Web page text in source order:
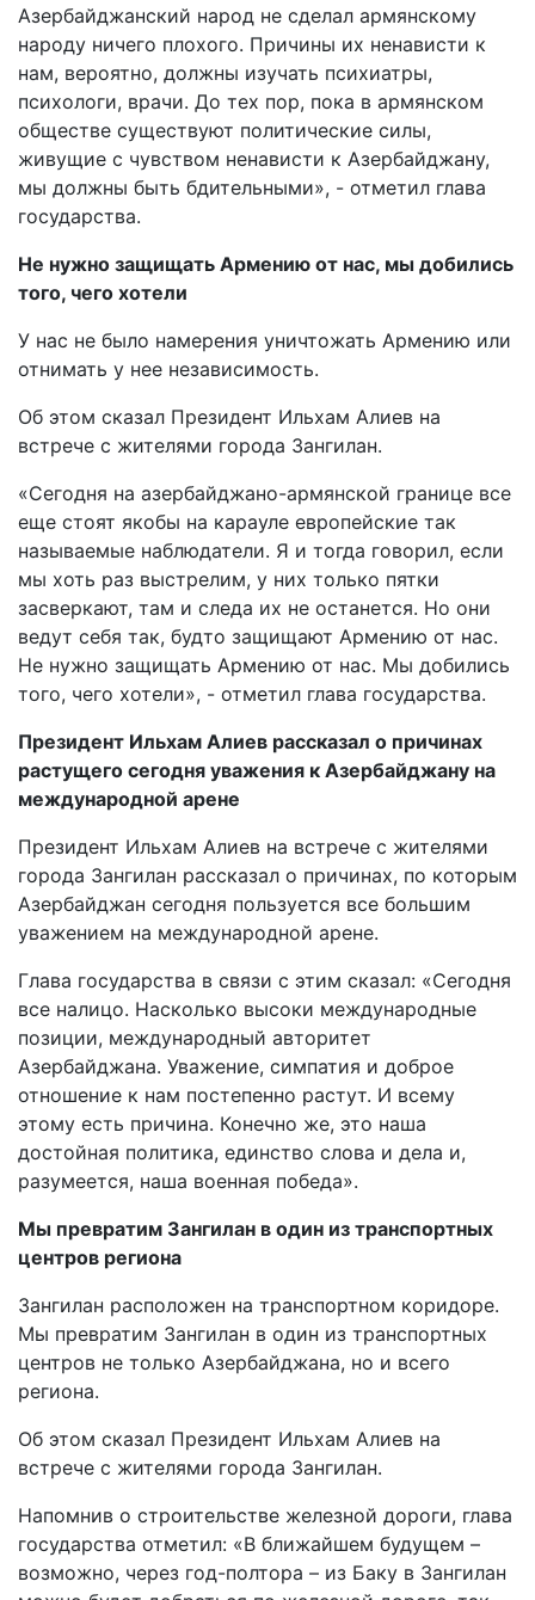
Азербайджанский народ не сделал армянскому
народу ничего плохого. Причины их ненависти к
нам, вероятно, должны изучать психиатры,
психологи, врачи. До тех пор, пока в армянском
обществе существуют политические силы,
живущие с чувством ненависти к Азербайджану,
мы должны быть бдительными», - отметил глава
государства.
Не нужно защищать Армению от нас, мы добились
того, чего хотели
У нас не было намерения уничтожать Армению или
отнимать у нее независимость.
Oб этом сказал Президент Ильхам Алиев на
встрече с жителями города Зангилан.
«Сегодня на азербайджано-армянской границе все
еще стоят якобы на карауле европейские так
называемые наблюдатели. Я и тогда говорил, если
мы хоть раз выстрелим, у них только пятки
засверкают, там и следа их не останется. Но они
ведут себя так, будто защищают Армению от нас.
Не нужно защищать Армению от нас. Мы добились
того, чего хотели», - отметил глава государства.
Президент Ильхам Алиев рассказал о причинах
растущего сегодня уважения к Азербайджану на
международной арене
Президент Ильхам Алиев на встрече с жителями
города Зангилан рассказал о причинах, по которым
Азербайджан сегодня пользуется все большим
уважением на международной арене.
Глава государства в связи с этим сказал: «Сегодня
все налицо. Насколько высоки международные
позиции, международный авторитет
Азербайджана. Уважение, симпатия и доброе
отношение к нам постепенно растут. И всему
этому есть причина. Конечно же, это наша
достойная политика, единство слова и дела и,
разумеется, наша военная победа».
Мы превратим Зангилан в один из транспортных
центров региона
Зангилан расположен на транспортном коридоре.
Мы превратим Зангилан в один из транспортных
центров не только Азербайджана, но и всего
региона.
Об этом сказал Президент Ильхам Алиев на
встрече с жителями города Зангилан.
Напомнив о строительстве железной дороги, глава
государства отметил: «В ближайшем будущем –
возможно, через год-полтора – из Баку в Зангилан